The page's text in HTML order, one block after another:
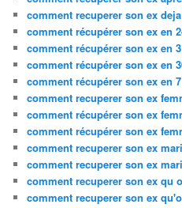
comment recuperer son ex
comment récupérer son ex en
comment récupérer son ex en
comment récupérer son ex en
comment récupérer son ex en
comment recuperer son ex
comment récupérer son ex
comment récupérer son ex
comment recuperer son ex mari
comment recuperer son ex
comment recuperer son ex qu
comment recuperer son ex